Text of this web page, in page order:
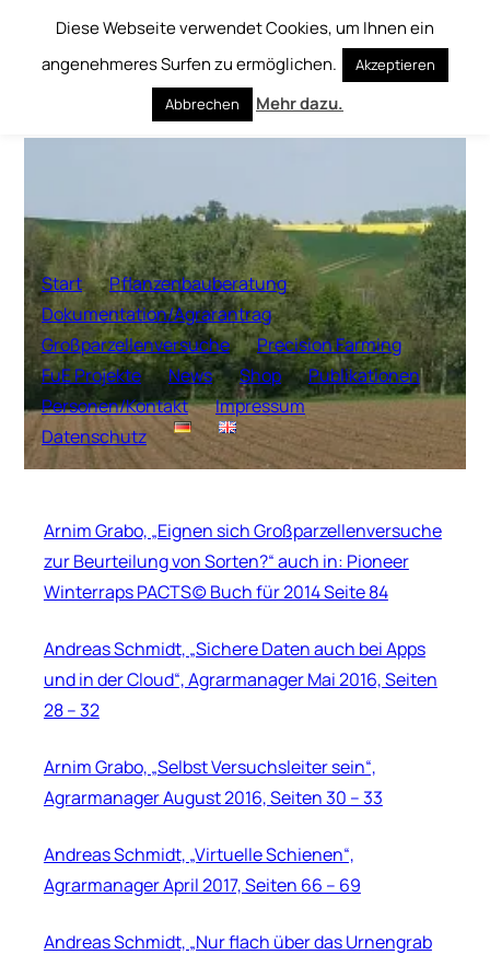
Zum
Inhalt
Start
Pflanzenbauberatung
Dokumentation/Agrarantrag
Großparzellenversuche
Precision Farming
FuE Projekte
News Shop
Publikationen
Personen/Kontakt
Impressum
Datenschutz
Arnim Grabo, „Eignen sich Großparzellenversuche
zur Beurteilung von Sorten?“ auch in: Pioneer
Winterraps PACTS(c) Buch für 2014 Seite 84
Andreas Schmidt, „Sichere Daten auch bei Apps
und in der Cloud“, Agrarmanager Mai 2016, Seiten
28 – 32
Arnim Grabo, „Selbst Versuchsleiter sein“,
Agrarmanager August 2016, Seiten 30 – 33
Andreas Schmidt, „Virtuelle Schienen“,
Agrarmanager April 2017, Seiten 66 – 69
Andreas Schmidt, „Nur flach über das Urnengrab
Diese Webseite verwendet Cookies, um Ihnen ein
angenehmeres Surfen zu ermöglichen.
Akzeptieren
Abbrechen
Mehr dazu.